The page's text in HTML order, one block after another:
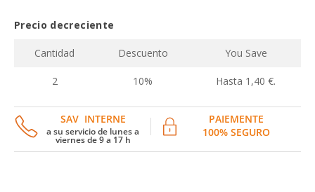
Precio decreciente
Cantidad Descuento You Save
2 10% Hasta 1,40 €.
SAV INTERNE
a su servicio de lunes a
viernes de 9 a 17 h
PAIEMENTE
100% SEGURO